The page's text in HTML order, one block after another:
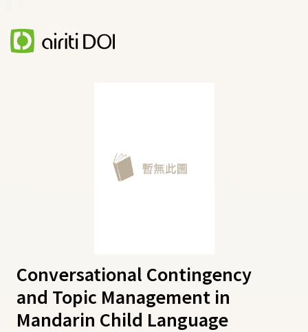
Conversational Contingency
and Topic Management in
Mandarin Child Language